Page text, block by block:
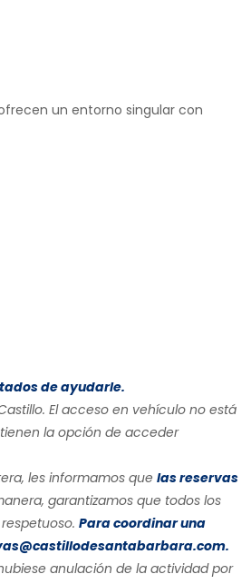
un entorno singular con
de ayudarle.
El acceso en vehículo no está
la opción de acceder
les informamos que las reservas
garantizamos que todos los
Para coordinar una
anulación de la actividad por